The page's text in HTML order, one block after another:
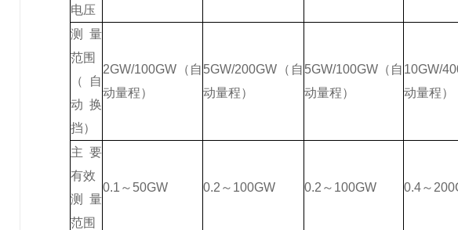
电压
测量
范围
（自
动换
挡）
2GW/100GW （自
动量程）
5GW/200GW （自
动量程）
5GW/100GW （自
动量程）
10GW/
动量程）
主要
有效
测量
范围
0.1 ～50GW 0.2 ～100GW 0.2 ～100GW 0.4～